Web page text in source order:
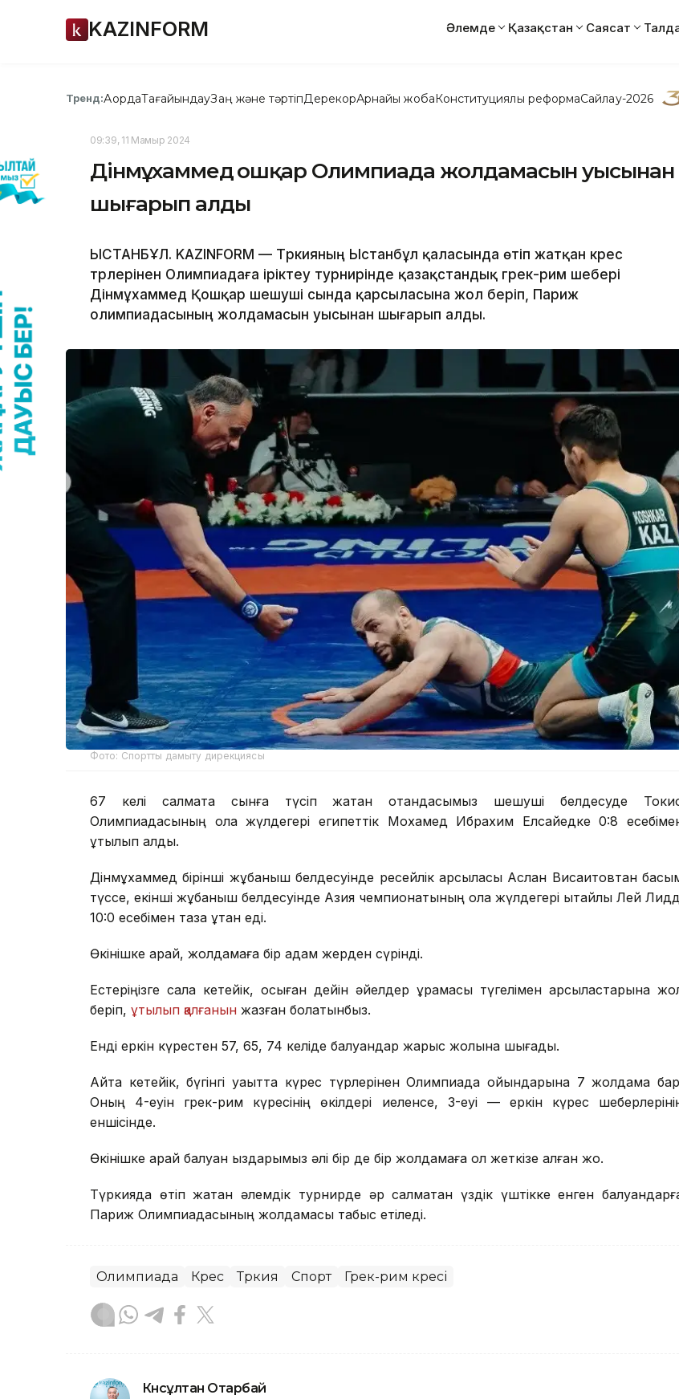
KAZINFORM Әлемде Қазақстан Саясат
Тренд:АқордаТағайындауЗаң және тәртіпДерекқорАрнайы жобаКонституциялық реформаСайлау-2026
09:39, 11 Мамыр 2024
Дінмұхаммед Қошқар Олимпиада жолдамасын уысынан
шығарып алды
ЫСТАНБҰЛ. KAZINFORM — Түркияның Ыстанбұл қаласында өтіп жатқан күрес
түрлерінен Олимпиадаға іріктеу турнирінде қазақстандық грек-рим шебері
Дінмұхаммед Қошқар шешуші сында қарсыласына жол беріп, Париж
олимпиадасының жолдамасын уысынан шығарып алды.
Фото: Спортты дамыту дирекциясы
67 келі салмақта сынға түсіп жатқан отандасымыз шешуші белдесуде
Олимпиадасының қола жүлдегері египеттік Мохамед Ибрахим Елсайедке 0:8
ұтылып қалды.
Дінмұхаммед бірінші жұбаныш белдесуінде ресейлік қарсыласы Аслан Висаитовтан
түссе, екінші жұбаныш белдесуінде Азия чемпионатының қола жүлдегері қытайлық Лей
10:0 есебімен таза ұтқан еді.
Өкінішке қарай, жолдамаға бір қадам жерден сүрінді.
Естеріңізге сала кетейік, осыған дейін әйелдер құрамасы түгелімен қарсыластарына
беріп, ұтылып қалғанын жазған болатынбыз.
Енді еркін күрестен 57, 65, 74 келіде балуандар жарыс жолына шығады.
Айта кетейік, бүгінгі уақытта күрес түрлерінен Олимпиада ойындарына 7 жолдама
Оның 4-еуін грек-рим күресінің өкілдері иеленсе, 3-еуі — еркін күрес
еншісінде.
Өкінішке қарай балуан қыздарымыз әлі бір де бір жолдамаға қол жеткізе алған жоқ.
Түркияда өтіп жатқан әлемдік турнирде әр салмақтан үздік үштікке енген
Париж Олимпиадасының жолдамасы табыс етіледі.
Олимпиада Күрес Түркия Спорт Грек-рим күресі
Күнсұлтан Отарбай